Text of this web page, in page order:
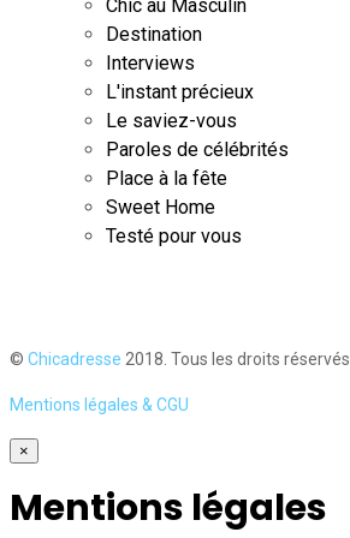
Chic au Masculin
Destination
Interviews
L'instant précieux
Le saviez-vous
Paroles de célébrités
Place à la fête
Sweet Home
Testé pour vous
© Chicadresse 2018. Tous les droits réservés.
Mentions légales & CGU
×
Mentions légales